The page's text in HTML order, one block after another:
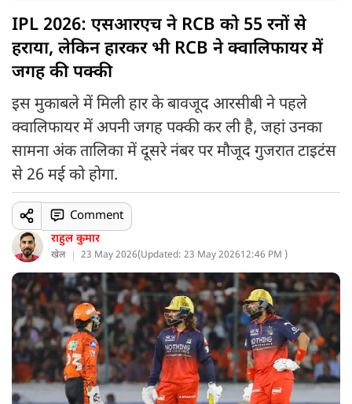
IPL 2026: एसआरएच ने RCB को 55 रनों से
हराया, लेकिन हारकर भी RCB ने क्वालिफायर में
जगह की पक्की
इस मुकाबले में मिली हार के बावजूद आरसीबी ने पहले
क्वालिफायर में अपनी जगह पक्की कर ली है, जहां उनका
सामना अंक तालिका में दूसरे नंबर पर मौजूद गुजरात टाइटंस
से 26 मई को होगा.
राहुल कुमार
खेल 23 May 2026(Updated: 23 May 202612:46 PM )
Comment